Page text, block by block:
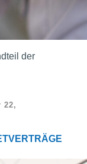
der
22,